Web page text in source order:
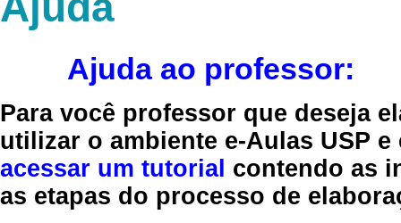
Ajuda ao professor:
Para você professor que deseja
utilizar o ambiente e-Aulas USP
acessar um tutorial contendo as
as etapas do processo de